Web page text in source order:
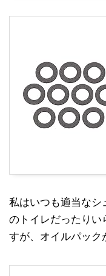
私はいつも適当なシ
のトイレだったりい
すが、オイルパック